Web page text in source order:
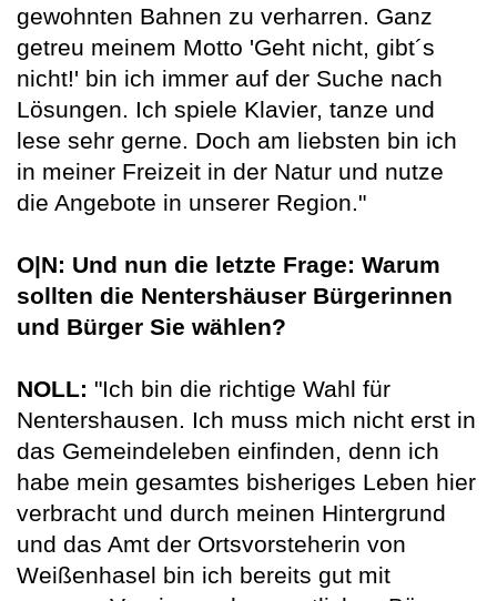
gewohnten Bahnen zu verharren. Ganz
getreu meinem Motto 'Geht nicht, gibt´s
nicht!' bin ich immer auf der Suche nach
Lösungen. Ich spiele Klavier, tanze und
lese sehr gerne. Doch am liebsten bin ich
in meiner Freizeit in der Natur und nutze
die Angebote in unserer Region."
O|N: Und nun die letzte Frage: Warum
sollten die Nentershäuser Bürgerinnen
und Bürger Sie wählen?
NOLL: "Ich bin die richtige Wahl für
Nentershausen. Ich muss mich nicht erst in
das Gemeindeleben einfinden, denn ich
habe mein gesamtes bisheriges Leben hier
verbracht und durch meinen Hintergrund
und das Amt der Ortsvorsteherin von
Weißenhasel bin ich bereits gut mit